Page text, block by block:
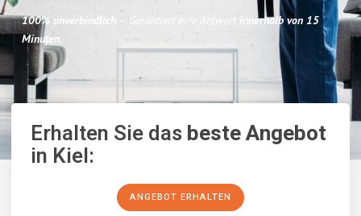
100% unverbindlich – Garantiert eine Antwort
innerhalb von 15
Minuten.
Erhalten Sie dasbeste Angebot
in Kiel:
ANGEBOT ERHALTEN